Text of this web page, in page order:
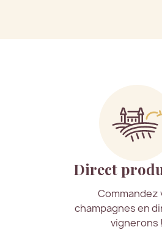
Direct
Commandez
champagnes en
vignerons !